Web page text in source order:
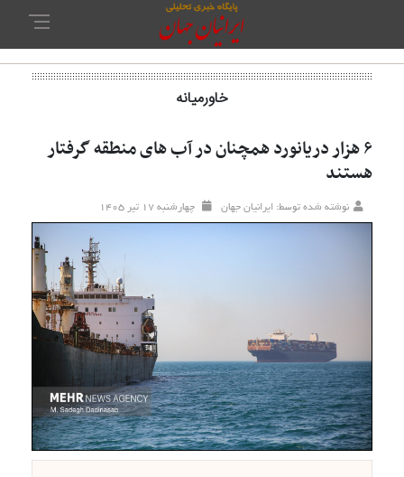
خاورمیانه‌
۶ هزار دریانورد همچنان در آب های منطقه گرفتار
هستند
نوشته شده توسط: ایرانیان جهان چهارشنبه ۱۷ تير ۱۴۰۵